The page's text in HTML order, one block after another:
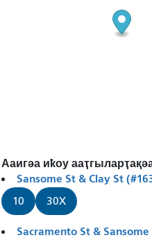
Ааигәа иҟоу
Sansome St & Clay St
10 30X
Sacramento St &